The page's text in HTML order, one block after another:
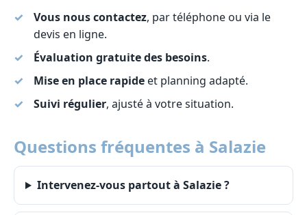
Vous nous contactez, par téléphone ou via le
devis en ligne.
Évaluation gratuite des besoins.
Mise en place rapideet planning adapté.
Suivi régulier, ajusté à votre situation.
Questions fréquentes à Salazie
Intervenez-vous partout à Salazie ?